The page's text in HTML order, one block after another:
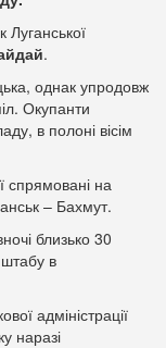
Луганської
.
однак упродовж
Окупанти
в полоні вісім
спрямовані на
– Бахмут.
близько 30
в
адміністрації
наразі